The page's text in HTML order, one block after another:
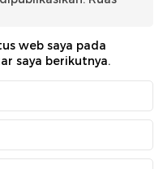
web saya pada
saya berikutnya.